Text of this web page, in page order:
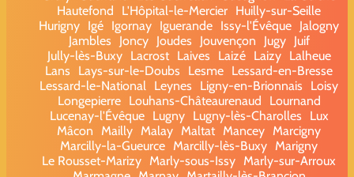
Hautefond
L'Hôpital-le-Mercier Huilly-sur-Seille
Hurigny Igé Igornay Iguerande Issy-l'Évêque Jalogny
Jambles
Joncy Joudes Jouvençon Jugy
Juif
Jully-lès-Buxy
Lacrost Laives Laizé Laizy
Lalheue
Lans
Lays-sur-le-Doubs Lesme Lessard-en-Bresse
Lessard-le-National
Leynes Ligny-en-Brionnais
Loisy
Longepierre
Louhans-Châteaurenaud
Lournand
Lucenay-l'Évêque
Lugny Lugny-lès-Charolles
Lux
Mâcon
Mailly Malay Maltat Mancey Marcigny
Marcilly-la-Gueurce Marcilly-lès-Buxy Marigny
Le Rousset-Marizy Marly-sous-Issy Marly-sur-Arroux